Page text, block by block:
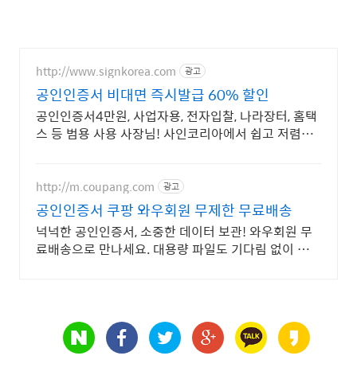
http://www.signkorea.com 광고
공인인증서 비대면 즉시발급 60% 할인
공인인증서4만원, 사업자용, 전자입찰, 나라장터, 홈택
스 등 범용 사용 사장님! 사인코리아에서 쉽고 저렴하
http://m.coupang.com 광고
공인인증서 쿠팡 와우회원 무제한 무료배송
넉넉한 공인인증서, 소중한 데이터 보관! 와우회원 무
료배송으로 만나세요. 대용량 파일도 기다림 없이 순식